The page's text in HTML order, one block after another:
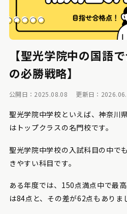
【聖光学院中の国語
の必勝戦略】
公開日：2025.08.08 更新日：
聖光学院中学校といえば、神奈川
はトップクラスの名門校です。
聖光学院中学校の入試科目の中で
きやすい科目です。
ある年度では、150点満点中で最
は84点と、その差が62点もありま